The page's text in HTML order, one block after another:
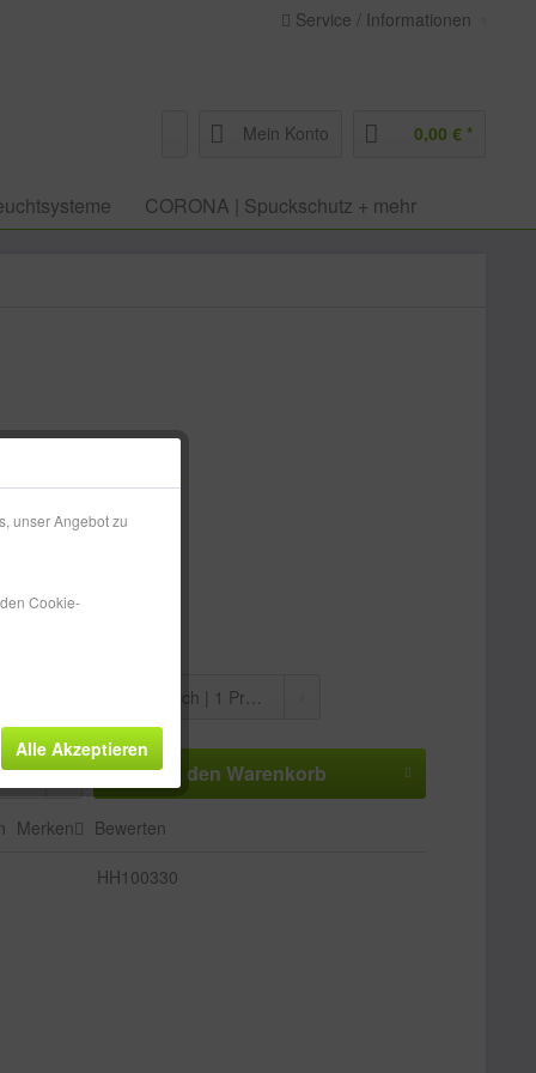
Service / Informationen
Mein Konto 0,00 € *
CORONA | Spuckschutz + mehr
€ *
Versandkosten
Lieferung!
In den Warenkorb
Merken Bewerten
HH100330
unser Angebot zu
Cookie-
Alle Akzeptieren